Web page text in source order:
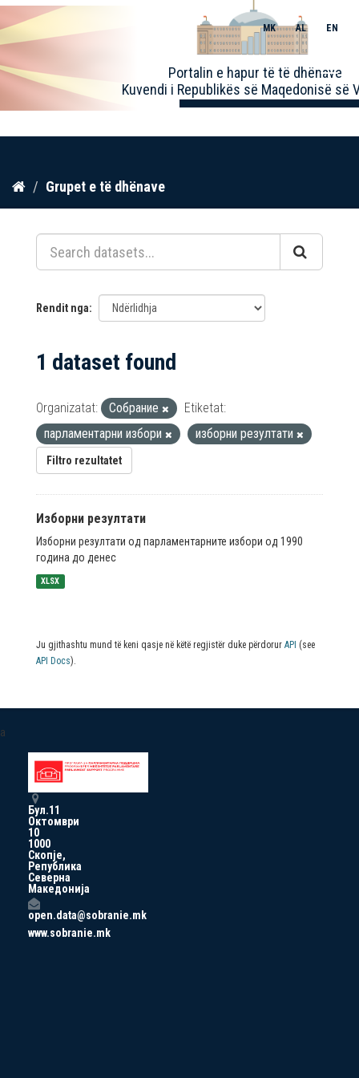
Kalo
përmbajtja
Portalin e hapur të të dhënave
Kuvendi i Republikës së Maqedonisë së
MK AL EN
Toggle
Grupet e të dhënave
Rendit nga
1 dataset found
Organizatat: Собрание
Etiketat:
парламентарни избори
изборни резултати
Filtro rezultatet
Изборни резултати
Изборни резултати од парламентарните избори од 1990
година до денес
XLSX
Ju gjithashtu mund të keni qasje në këtë regjistër duke përdorur API (see
API Docs).
a
Бул.11
Октомври
10
1000
Скопје,
Република
Северна
Македонија
open.data@sobranie.mk
www.sobranie.mk